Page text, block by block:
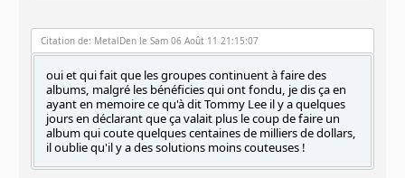
Citation de: MetalDen le Sam 06 Août 11 21:15:07
oui et qui fait que les groupes continuent à faire des
albums, malgré les bénéficies qui ont fondu, je dis ça en
ayant en memoire ce qu'à dit Tommy Lee il y a quelques
jours en déclarant que ça valait plus le coup de faire un
album qui coute quelques centaines de milliers de dollars,
il oublie qu'il y a des solutions moins couteuses !